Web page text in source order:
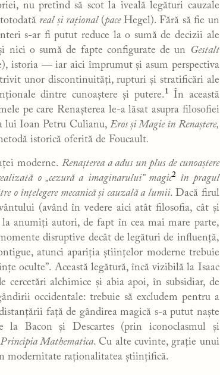
nu pretind să scot la iveală legături cauzale
real și rațional (pace Hegel). Fără să fie un
s-ar fi putut reduce la o sumă de decizii ale
o sumă de fapte configurate de un
Gestalt
istoria — iar aici împrumut și asum perspectiva
unor discontinuități, rupturi și stratificări ale
dintre cunoaștere și putere. 1
În această
pe care Renașterea le-a lăsat asupra filosofiei
lui Ioan Petru Culianu, Eros și Magie în Renaștere,
istorică oferită de Foucault.
moderne. Renașterea a adus un plus de cunoaștere
o „cezură a imaginarului” magic2în pragul
o înțelegere mecanică și cauzală a lumii. Dacă firul
(având în vedere aici atât filosofia, cât și
anumiți autori, de fapt în cea mai mare parte,
disruptive decât de legături de influență,
atunci apariția științelor moderne trebuie
oculte”. Această legătură, încă vizibilă la Isaac
cercetări alchimice și abia apoi, în subsidiar, de
occidentale: trebuie să excludem pentru a
față de gândirea magică s-a putut naște
la Bacon și Descartes (prin iconoclasmul și
Principia Mathematica. Cu alte cuvinte, grație unui
modernitate raționalitatea științifică.